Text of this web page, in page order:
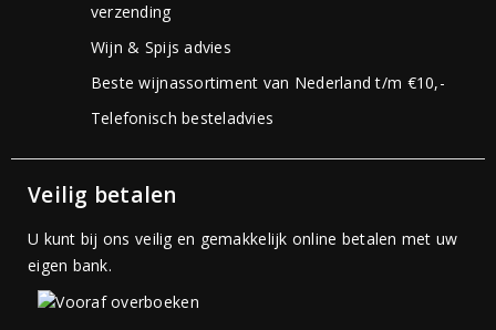
verzending
Wijn & Spijs advies
Beste wijnassortiment van Nederland t/m €10,-
Telefonisch besteladvies
Veilig betalen
U kunt bij ons veilig en gemakkelijk online betalen met uw
eigen bank.